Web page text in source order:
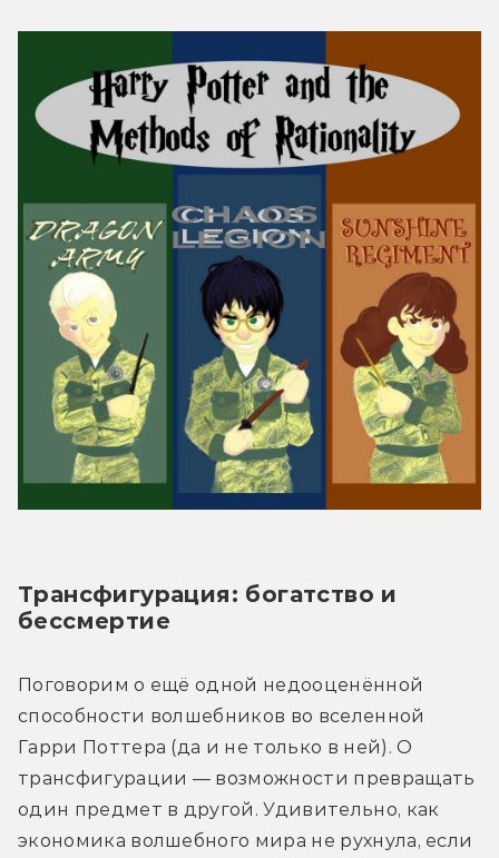
Трансфигурация: богатство и
бессмертие
Поговорим о ещё одной недооценённой
способности волшебников во вселенной
Гарри Поттера (да и не только в ней). О
трансфигурации — возможности превращать
один предмет в другой. Удивительно, как
экономика волшебного мира не рухнула, если